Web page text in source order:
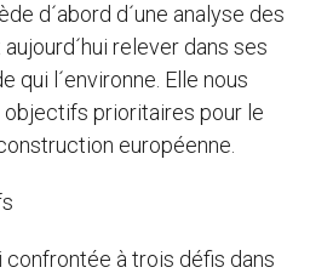
d´abord d´une analyse des
relever dans ses
qui l´environne. Elle nous
prioritaires pour le
européenne.
confrontée à trois défis dans